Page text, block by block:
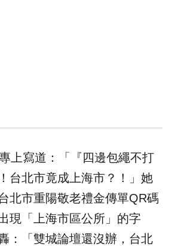
上寫道：「『四邊包繩不打
台北市竟成上海市？！」她
北市重陽敬老禮金傳單QR碼
現「上海市區公所」的字
：「雙城論壇還沒辦，台北